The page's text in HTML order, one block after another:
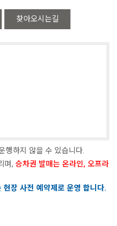
찾아오시는길
행하지 않을 수 있습니다.
며, 승차권 발매는 온라인, 오프라
장 사전 예약제로 운영 합니다.